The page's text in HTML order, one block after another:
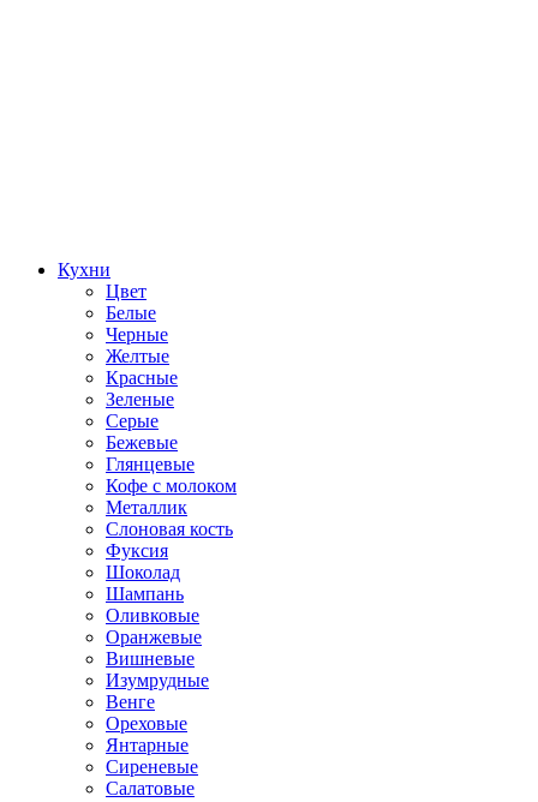
Кухни
Цвет
Белые
Черные
Желтые
Красные
Зеленые
Серые
Бежевые
Глянцевые
Кофе с молоком
Металлик
Слоновая кость
Фуксия
Шоколад
Шампань
Оливковые
Оранжевые
Вишневые
Изумрудные
Венге
Ореховые
Янтарные
Сиреневые
Салатовые